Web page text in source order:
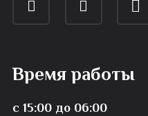
Время работы
с 15:00 до 06:00